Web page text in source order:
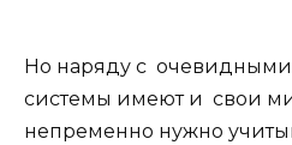
Но наряду с
системы имеют и свои
непременно нужно